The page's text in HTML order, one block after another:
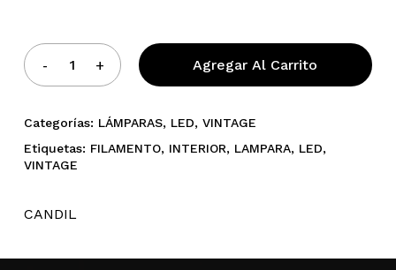
Agregar Al Carrito
Categorías: LÁMPARAS, LED, VINTAGE
Etiquetas: FILAMENTO, INTERIOR, LAMPARA, LED,
VINTAGE
CANDIL